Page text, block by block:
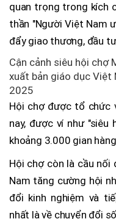
quan trọng trong kích
thần "Người Việt Nam
đẩy giao thương, đầu
Cận cảnh siêu hội chợ
xuất bản giáo dục Việt
2025
Hội chợ được tổ
nay, được ví như "siêu
khoảng 3.000 gian
Hội chợ còn là cầu nối
Nam tăng cường hội
đổi kinh nghiệm và
nhất là về chuyển đổi